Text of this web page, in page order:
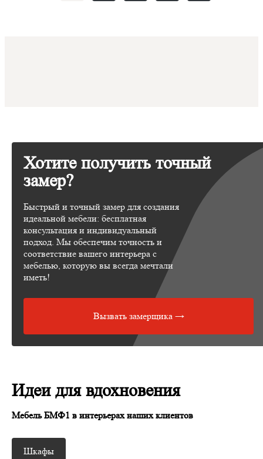
Хотите получить точный
замер?
Быстрый и точный замер для создания
идеальной мебели: бесплатная
консультация и индивидуальный
подход. Мы обеспечим точность и
соответствие вашего интерьера с
мебелью, которую вы всегда мечтали
иметь!
Вызвать замерщика →
Идеи для вдохновения
Мебель БМФ1 в интерьерах наших клиентов
Шкафы